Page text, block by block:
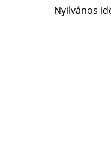
Nyilvános